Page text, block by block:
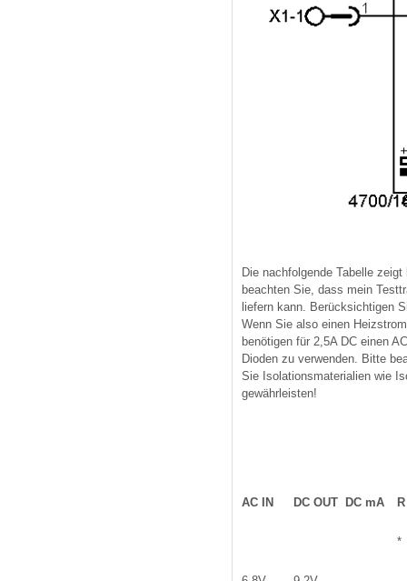
Die nachfolgende Tabelle
beachten Sie, dass mein
liefern kann. Berücksichtigen
Wenn Sie also einen
benötigen für 2,5A DC einen
Dioden zu verwenden. Bitte
Sie Isolationsmaterialien wie
gewährleisten!
AC IN DC OUT DC mA R
*